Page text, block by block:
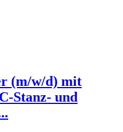
(m/w/d) mit
Stanz- und